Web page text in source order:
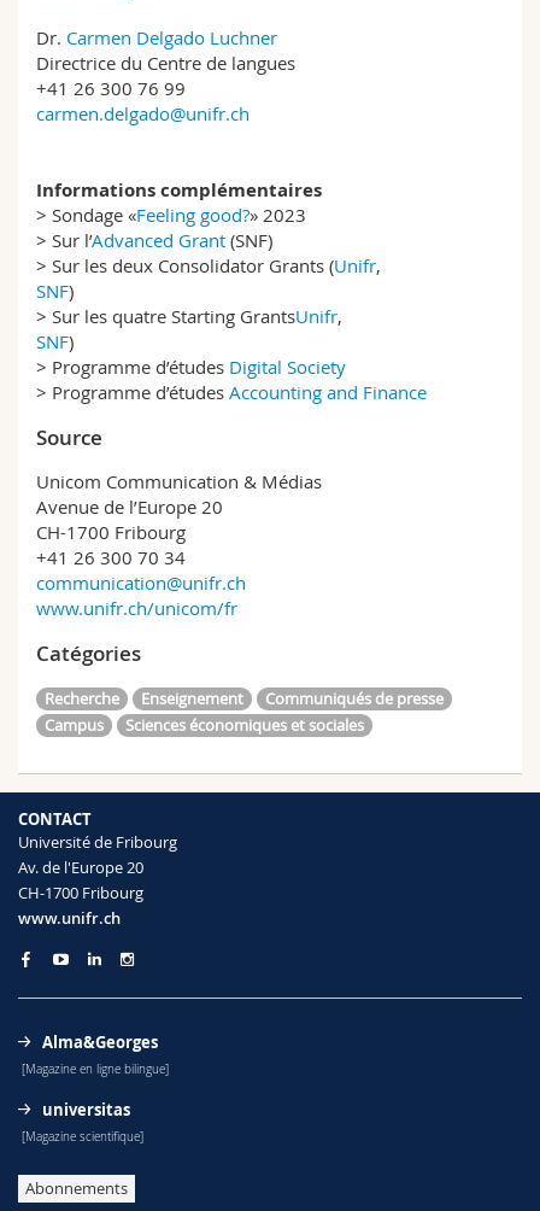
Dr. Carmen Delgado Luchner
Directrice du Centre de langues
+41 26 300 76 99
carmen.delgado@unifr.ch
Informations complémentaires
> Sondage «Feeling good?» 2023
> Sur l’Advanced Grant (SNF)
> Sur les deux Consolidator Grants (Unifr,
SNF)
> Sur les quatre Starting GrantsUnifr,
SNF)
> Programme d’études Digital Society
> Programme d’études Accounting and Finance
Source
Unicom Communication & Médias
Avenue de l’Europe 20
CH-1700 Fribourg
+41 26 300 70 34
communication@unifr.ch
www.unifr.ch/unicom/fr
Catégories
Recherche Enseignement
Communiqués de presse
Campus
Sciences économiques et sociales
CONTACT
Université de Fribourg
Av. de l'Europe 20
CH-1700 Fribourg
www.unifr.ch
Alma&Georges
[Magazine en ligne bilingue]
universitas
[Magazine scientifique]
Abonnements